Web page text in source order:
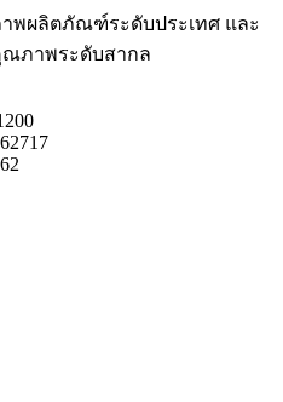
พผลิตภัณฑ์ระดับประเทศ และ
ณภาพระดับสากล